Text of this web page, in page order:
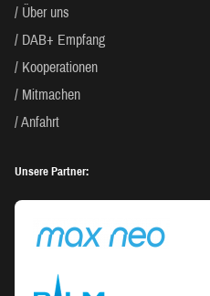
Über uns
DAB+ Empfang
Kooperationen
Mitmachen
Anfahrt
Unsere Partner: